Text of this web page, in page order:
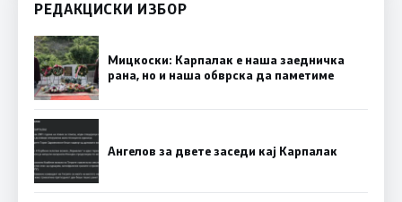
РЕДАКЦИСКИ ИЗБОР
Мицкоски: Карпалак е наша заедничка
рана, но и наша обврска да паметиме
Ангелов за двете заседи кај Карпалак